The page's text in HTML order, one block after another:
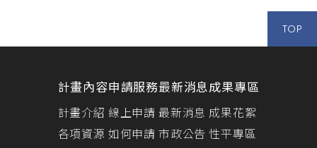
TOP
計畫內容
計畫介紹
各項資源
申請服務
線上申請
如何申請
最新消息
最新消息
市政公告
成果專區
成果花絮
性平專區